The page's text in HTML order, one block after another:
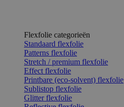
Flexfolie categorieën
Standaard flexfolie
Patterns flexfolie
Stretch / premium flexfolie
Effect flexfolie
Printbare (eco-solvent) flexfolie
Sublistop flexfolie
Glitter flexfolie